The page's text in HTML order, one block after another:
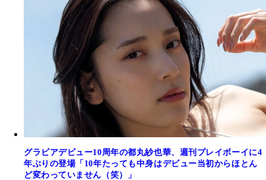
グラビアデビュー10周年の都丸紗也華、週刊プレイボーイに4
年ぶりの登場「10年たっても中身はデビュー当初からほとん
ど変わっていません（笑）」